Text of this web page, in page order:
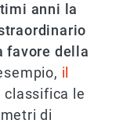
anni la
favore della
il
classifica le
di